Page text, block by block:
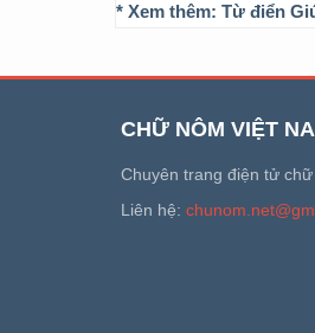
* Xem thêm: Từ điển
CHỮ NÔM VIỆT
Chuyên trang điện tử chữ
Liên hệ: